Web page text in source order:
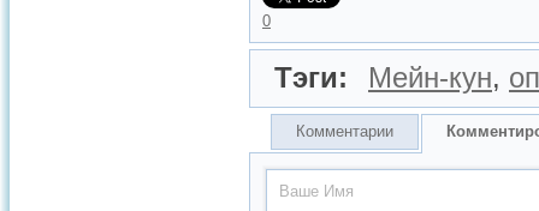
0
Тэги: Мейн-кун,
Комментарии